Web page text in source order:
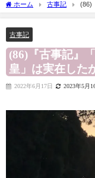
ホーム 古事記
(86)
古事記
(86)『古事記』
皇」は実在した
2022年6月17日 2023年5月